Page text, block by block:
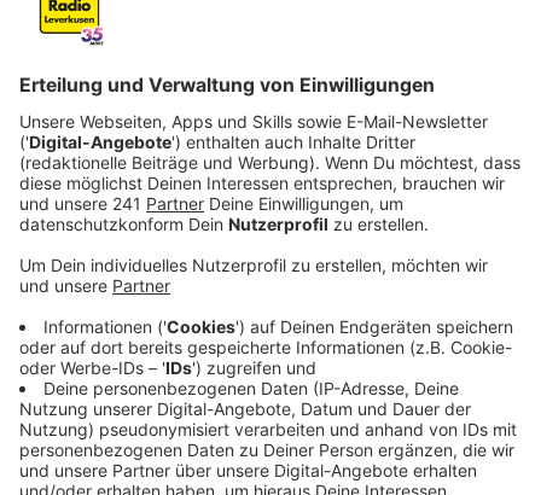
Anzeige
Eine Taxifahrerin wird in Leverkusen ausgeraubt, der
Täter sticht 33 Mal auf die Frau ein. Wie durch ein
Wunder überlebt sie. Das war vor über 30 Jahren, im
Jahr 1991.
Jetzt hoffen die Cold Case Ermittler der Kölner
Polizei, den Fall doch noch lösen zu können. Sie hoffen
mutmaßliche Zeugin hatte sich während der
Fernsehsendung "Aktenzeichen XY...ungelöst" beim
Leiter der Soko "Cold Cases" der Kölner Polizei,
Markus Weber, anonym gemeldet. Seitdem gibt es
keinen Kontakt mehr.